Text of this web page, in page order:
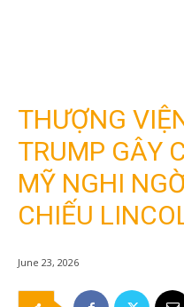
THƯỢNG
TRUMP GÂY
MỸ NGHI
CHIẾU
June 23, 2026